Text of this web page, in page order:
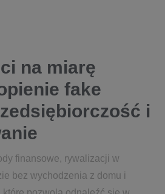
na miarę
fake
i
finansowe, rywalizacji w
bez wychodzenia z domu i